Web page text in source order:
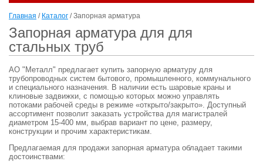
Главная / Каталог / Запорная арматура
Запорная арматура для для
стальных труб
АО "Металл" предлагает купить запорную арматуру для
трубопроводных систем бытового, промышленного, коммунального
и специального назначения. В наличии есть шаровые краны и
клиновые задвижки, с помощью которых можно управлять
потоками рабочей среды в режиме «открыто/закрыто». Доступный
ассортимент позволит заказать устройства для магистралей
диаметром 15-400 мм, выбрав вариант по цене, размеру,
конструкции и прочим характеристикам.
Предлагаемая для продажи запорная арматура обладает такими
достоинствами: